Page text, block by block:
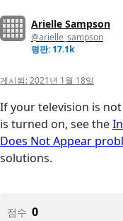
Arielle Sampson
@arielle_sampson
평판: 17.1k
게시됨:2021년 1월 18일
If your television is
is turned on, see the
Does Not Appear
solutions.
점수 0